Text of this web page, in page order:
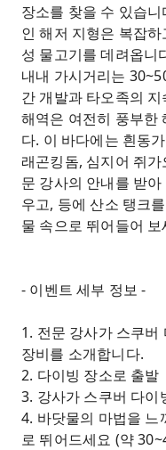
장소를 찾을 수 있습
인 해저 지형은 복잡
성 물고기를 데려옵니
내내 가시거리는
간 개발과 타오족의
해역은 여전히 ​​풍부한
다. 이 바다에는 흰동
래곤킹돔, 심지어 쥐
문 강사의 안내를 받
우고, 등에 산소 탱크
물 속으로 뛰어들어 보
- 이벤트 세부 정보 -
1. 전문 강사가 스쿠
장비를 소개합니다.
2. 다이빙 장소로 출발
3. 강사가 스쿠버 다이
4. 바닷물의 마법을
로 뛰어드세요 (약